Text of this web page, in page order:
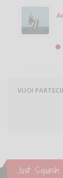
Michele
VUOI
Just